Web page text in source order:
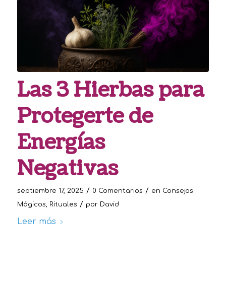
Las 3 Hierbas para
Protegerte de
Energías
Negativas
septiembre 17, 2025 / 0 Comentarios / en Consejos
Mágicos
Rituales / por David
Leer más